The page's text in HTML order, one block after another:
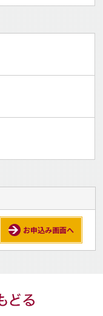
お申込み画面へ